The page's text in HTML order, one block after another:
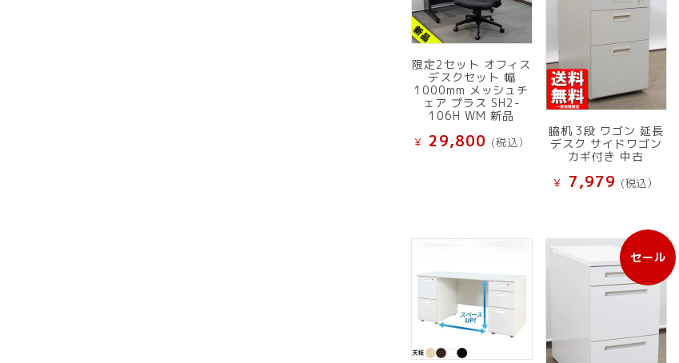
限定2セット オフィス
デスクセット 幅
1000mm メッシュチ
ェア プラス SH2-
106H WM 新品
¥ 29,800 (税込）
脇机 3段 ワゴン 延長
デスク サイドワゴン
カギ付き 中古
¥ 7,979 (税込）
セール
販
売
中
品